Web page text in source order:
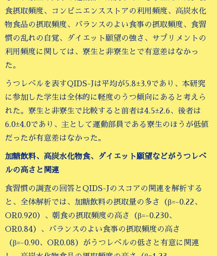
食摂取頻度、コンビニエンスストアの利用頻度、高炭水化
物食品の摂取頻度、バランスのよい食事の摂取頻度、食習
慣の乱れの自覚、ダイエット願望の強さ、サプリメントの
利用頻度に関しては、寮生と非寮生とで有意差はなかっ
た。
うつレベルを表すQIDS-Jは平均が5.8±3.9であり、本研究
に参加した学生は全体的に軽度のうつ傾向にあると考えら
れた。寮生と非寮生で比較すると前者は4.5±2.6、後者は
6.0±4.0であり、主として運動部員である寮生のほうが低値
だったが有意差はなかった。
加糖飲料、高炭水化物食、ダイエット願望などがうつレベ
ルの高さと関連
食習慣の調査の回答とQIDS-Jのスコアの関連を解析する
と、全体解析では、加糖飲料の摂取量の多さ（β=-0.22、
OR0.920）、朝食の摂取頻度の高さ（β=-0.230、
OR0.84）、バランスのよい食事の摂取頻度の高さ
（β=-0.90、OR0.08）がうつレベルの低さと有意に関連